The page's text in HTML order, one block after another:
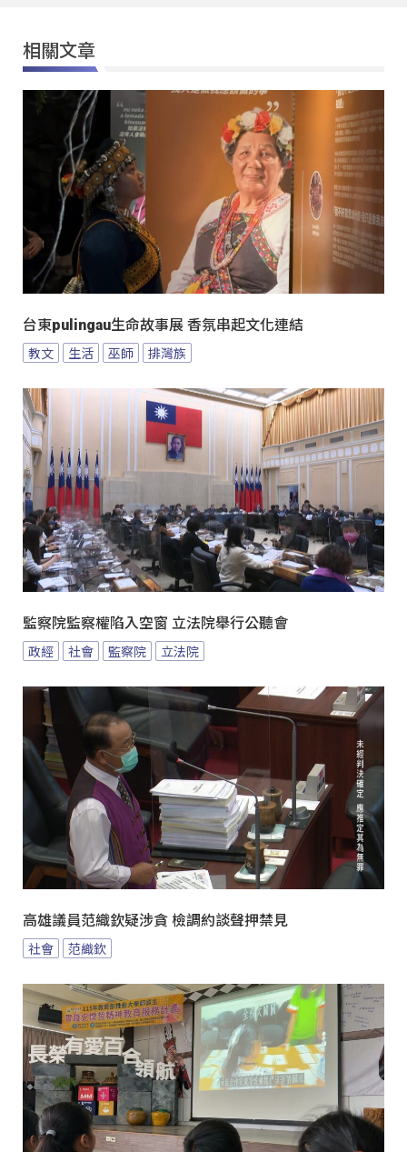
相關文章
台東pulingau生命故事展 香氛串起文化連結
教文 生活 巫師 排灣族
監察院監察權陷入空窗 立法院舉行公聽會
政經 社會 監察院 立法院
高雄議員范織欽疑涉貪 檢調約談聲押禁見
社會 范織欽